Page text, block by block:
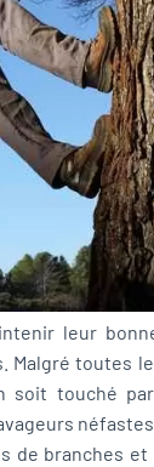
leur
Malgré toutes
soit touché
de branches